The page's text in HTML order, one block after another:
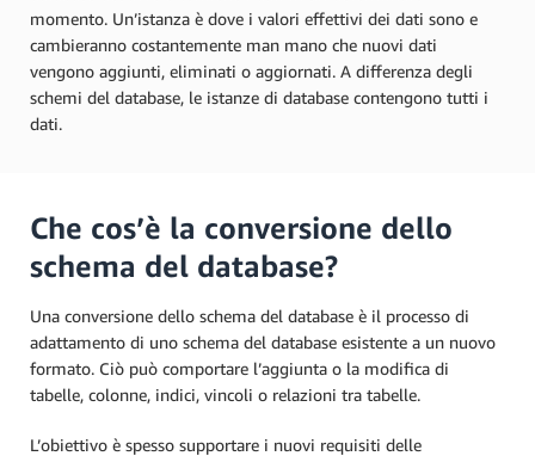
momento. Un’istanza è dove i valori effettivi dei dati sono e
cambieranno costantemente man mano che nuovi dati
vengono aggiunti, eliminati o aggiornati. A differenza degli
schemi del database, le istanze di database contengono tutti i
dati.
Che cos’è la conversione dello
schema del database?
Una conversione dello schema del database è il processo di
adattamento di uno schema del database esistente a un nuovo
formato. Ciò può comportare l’aggiunta o la modifica di
tabelle, colonne, indici, vincoli o relazioni tra tabelle.
L’obiettivo è spesso supportare i nuovi requisiti delle